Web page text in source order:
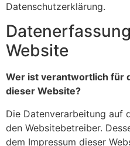
Datenschutzerklärung.
Website
Wer ist verantwortlich für
dieser Website?
Die Datenverarbeitung auf
den Websitebetreiber.
dem Impressum dieser